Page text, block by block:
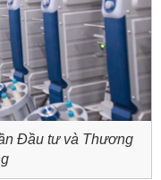
Đầu tư và Thương